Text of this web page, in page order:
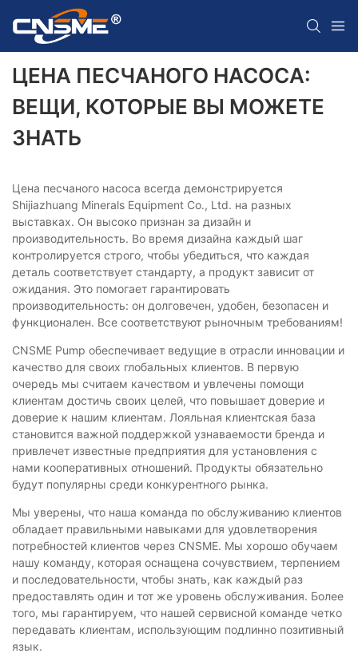
ЦЕНА ПЕСЧАНОГО НАСОСА:
ВЕЩИ, КОТОРЫЕ ВЫ МОЖЕТЕ
ЗНАТЬ
Цена песчаного насоса всегда демонстрируется
Shijiazhuang Minerals Equipment Co., Ltd. на разных
выставках. Он высоко признан за дизайн и
производительность. Во время дизайна каждый шаг
контролируется строго, чтобы убедиться, что каждая
деталь соответствует стандарту, а продукт зависит от
ожидания. Это помогает гарантировать
производительность: он долговечен, удобен, безопасен и
функционален. Все соответствуют рыночным требованиям!
CNSME Pump обеспечивает ведущие в отрасли инновации и
качество для своих глобальных клиентов. В первую
очередь мы считаем качеством и увлечены помощи
клиентам достичь своих целей, что повышает доверие и
доверие к нашим клиентам. Лояльная клиентская база
становится важной поддержкой узнаваемости бренда и
привлечет известные предприятия для установления с
нами кооперативных отношений. Продукты обязательно
будут популярны среди конкурентного рынка.
Мы уверены, что наша команда по обслуживанию клиентов
обладает правильными навыками для удовлетворения
потребностей клиентов через CNSME. Мы хорошо обучаем
нашу команду, которая оснащена сочувствием, терпением
и последовательности, чтобы знать, как каждый раз
предоставлять один и тот же уровень обслуживания. Более
того, мы гарантируем, что нашей сервисной команде четко
передавать клиентам, использующим подлинно позитивный
язык.